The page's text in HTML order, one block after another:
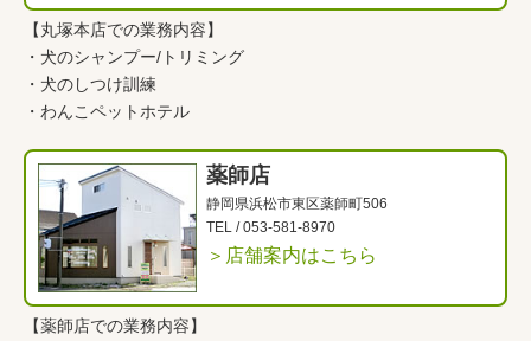
【丸塚本店での業務内容】
・ 犬のシャンプー/トリミング
・ 犬のしつけ訓練
・ わんこペットホテル
薬師店
静岡県浜松市東区薬師町506
TEL /053-581-8970
＞店舗案内はこちら
【薬師店での業務内容】